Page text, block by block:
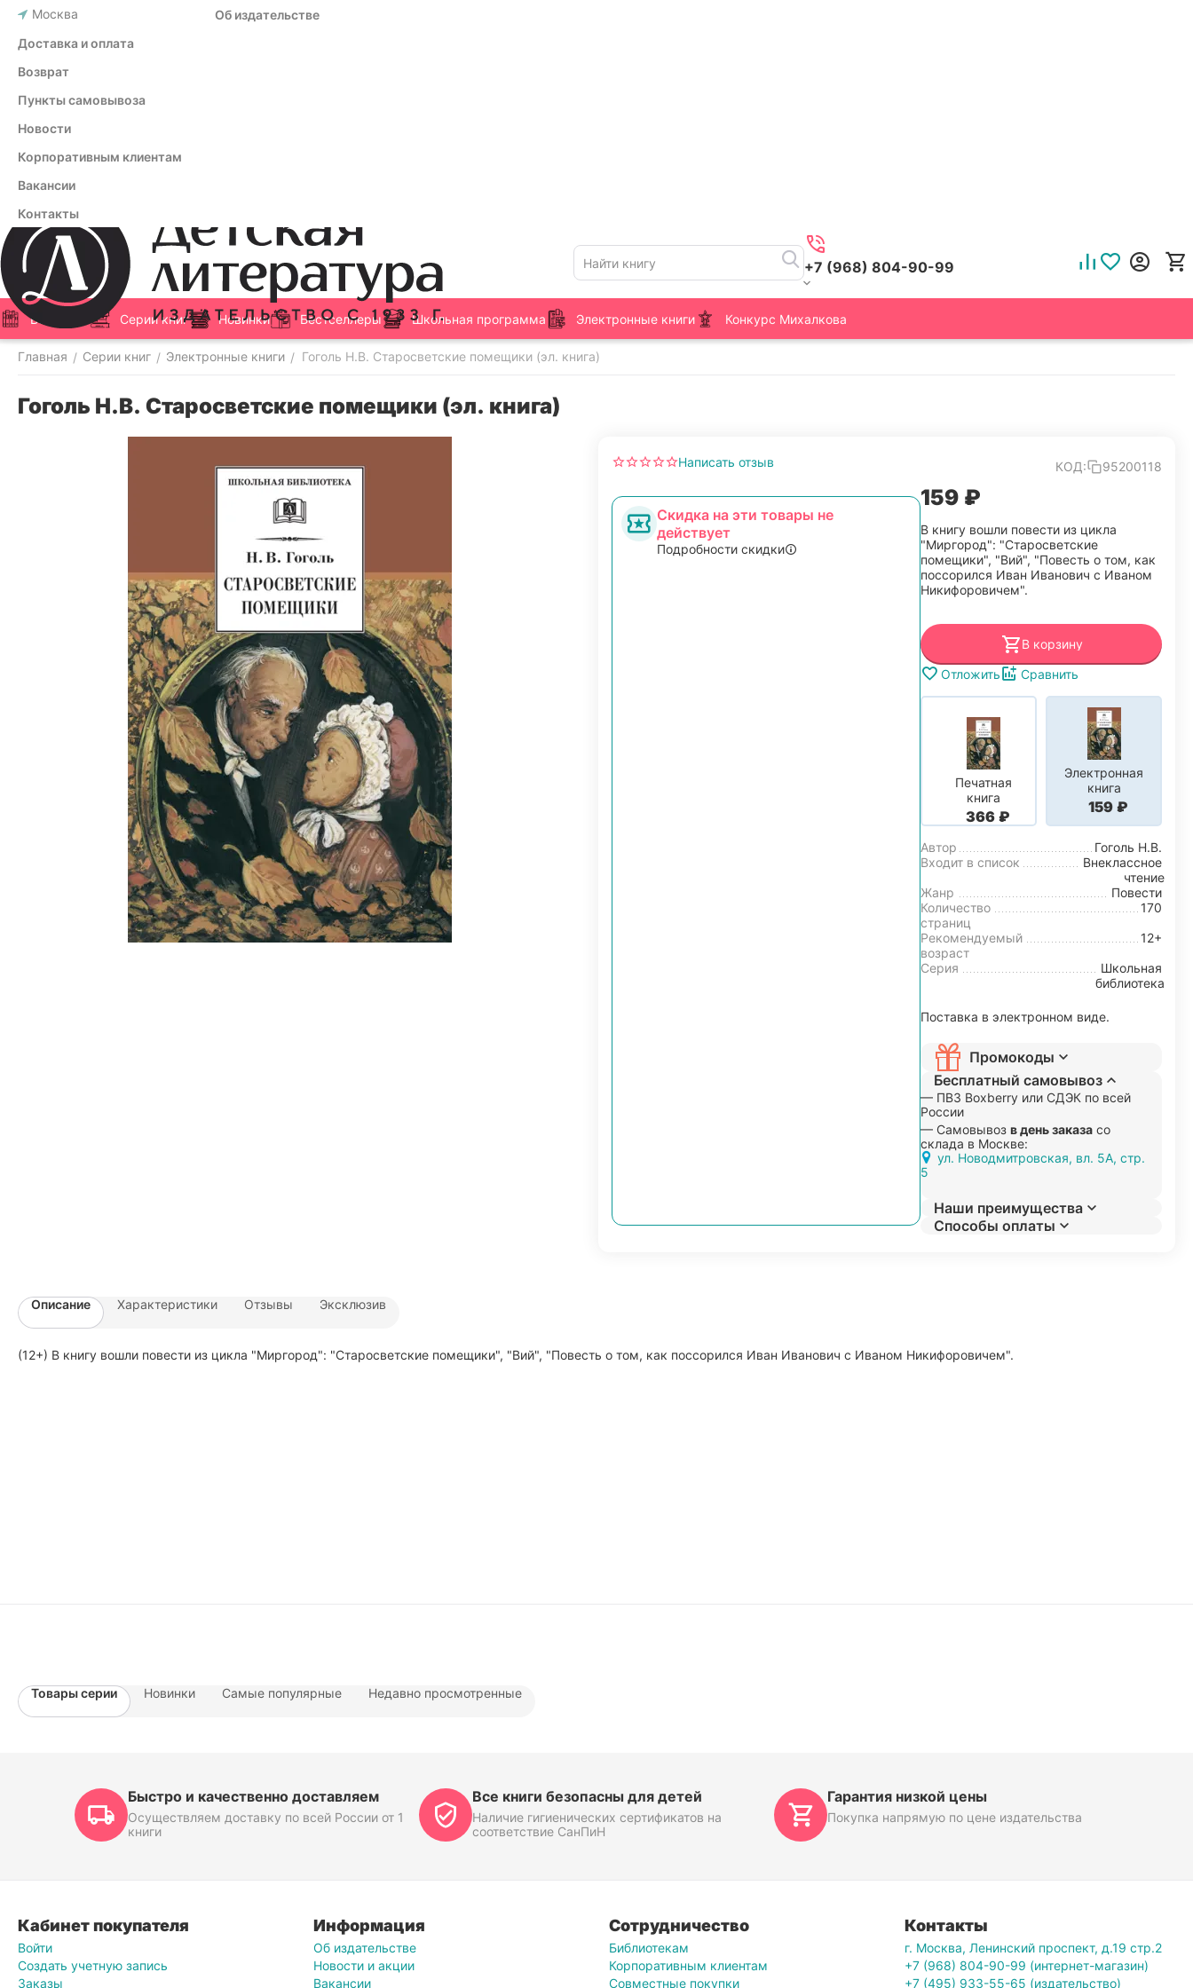
Москва
Об издательстве
Доставка и оплата
Возврат
Пункты самовывоза
Новости
Корпоративным клиентам
Вакансии
Контакты
+7 (968) 804-90-99
Все книги Серии книг Новинки Бестселлеры Школьная программа Электронные книги Конкурс Михалкова
Главная / Серии книг / Электронные книги / Гоголь Н.В. Старосветские помещики (эл. книга)
Гоголь Н.В. Старосветские помещики (эл. книга)
Написать отзыв КОД: 95200118
Скидка на эти товары не
действует
Подробности скидки
‍159‍ ₽
В книгу вошли повести из цикла
"Миргород": "Старосветские
помещики", "Вий", "Повесть о том, как
поссорился Иван Иванович с Иваном
Никифоровичем".
В корзину
Отложить
Сравнить
Печатная
книга
‍366‍ ₽
Электронная
книга
‍159‍ ₽
Автор
Гоголь Н.В.
Входит в список
Внеклассное
чтение
Жанр
Повести
Количество
страниц
170
Рекомендуемый
возраст
12+
Серия
Школьная
библиотека
Поставка в электронном виде.
Промокоды
Бесплатный самовывоз
— ПВЗ Boxberry или СДЭК по всей
России
— Самовывоз в день заказа со
склада в Москве:
ул. Новодмитровская, вл. 5А, стр.
5
Наши преимущества
Способы оплаты
Описание Характеристики Отзывы Эксклюзив
(12+) В книгу вошли повести из цикла "Миргород": "Старосветские помещики", "Вий", "Повесть о том, как поссорился Иван Иванович с Иваном Никифоровичем".
Товары серии Новинки Самые популярные Недавно просмотренные
Быстро и качественно доставляем
Осуществляем доставку по всей России от 1
книги
Все книги безопасны для детей
Наличие гигиенических сертификатов на
соответствие СанПиН
Гарантия низкой цены
Покупка напрямую по цене издательства
Кабинет покупателя
Войти
Создать учетную запись
Заказы
Информация
Об издательстве
Новости и акции
Вакансии
Сотрудничество
Библиотекам
Корпоративным клиентам
Совместные покупки
Контакты
г. Москва, Ленинский проспект, д.19 стр.2
+7 (968) 804-90-99 (интернет-магазин)
+7 (495) 933-55-65 (издательство)